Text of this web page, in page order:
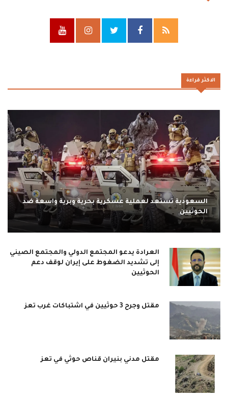
الاكثر قراءة
السعودية تستعد لعملية عسكرية بحرية وبرية واسعة ضد
الحوثيين
العرادة يدعو المجتمع الدولي والمجتمع الصيني
إلى تشديد الضغوط على إيران لوقف دعم
الحوثيين
مقتل وجرح 3 حوثيين في اشتباكات غرب تعز
مقتل مدني بنيران قناص حوثي في تعز